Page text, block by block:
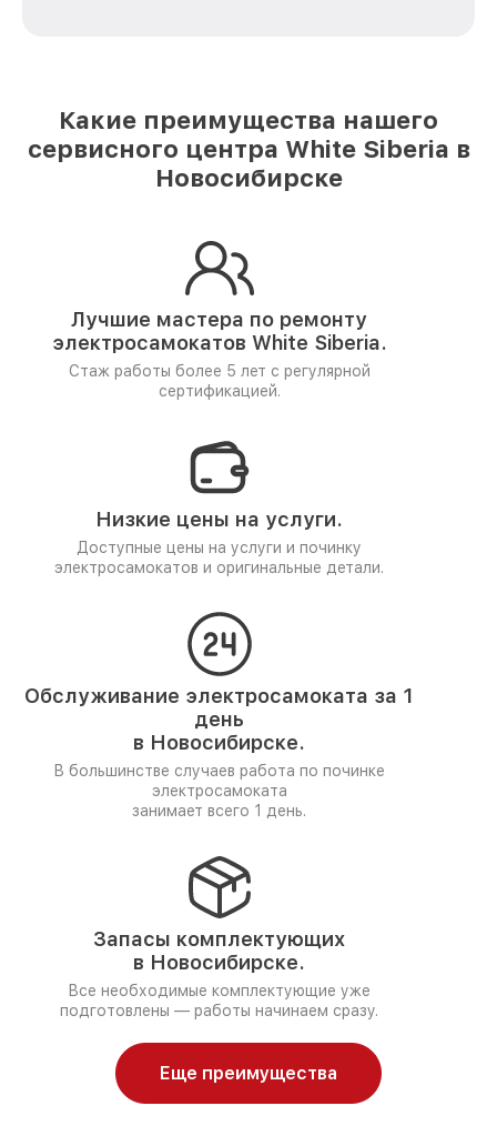
Какие преимущества нашего
сервисного центра White Siberia в
Новосибирске
Лучшие мастера по ремонту
электросамокатов White Siberia.
Стаж работы более 5 лет с регулярной
сертификацией.
Низкие цены на услуги.
Доступные цены на услуги и починку
электросамокатов и оригинальные детали.
Обслуживание электросамоката за 1
день
в Новосибирске.
В большинстве случаев работа по починке
электросамоката
занимает всего 1 день.
Запасы комплектующих
в Новосибирске.
Все необходимые комплектующие уже
подготовлены — работы начинаем сразу.
Еще преимущества